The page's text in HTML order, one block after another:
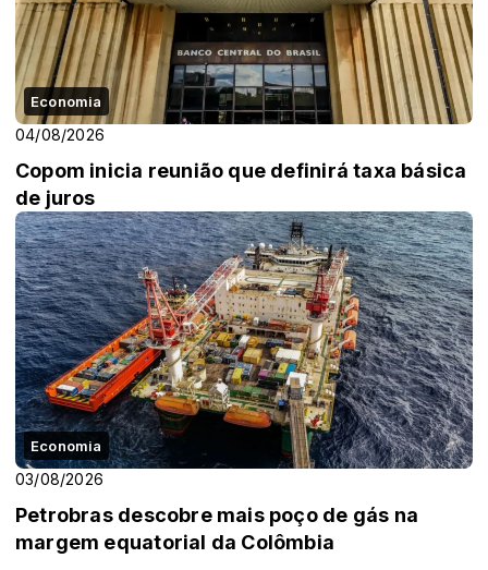
Economia
04/08/2026
Copom inicia reunião que definirá taxa básica
de juros
Economia
03/08/2026
Petrobras descobre mais poço de gás na
margem equatorial da Colômbia